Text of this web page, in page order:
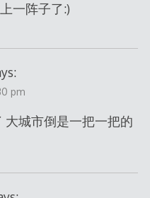
一阵子了:)
pm
大城市倒是一把一把的